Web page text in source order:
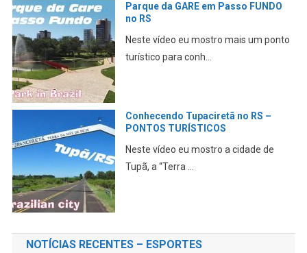
Parque da GARE em Passo FUNDO
no RS
Neste vídeo eu mostro mais um ponto
turístico para conh...
Conhecendo Tupaciretã no RS –
PONTOS TURÍSTICOS
Neste vídeo eu mostro a cidade de
Tupã, a “Terra ...
NOTÍCIAS RECENTES – ESPORTES